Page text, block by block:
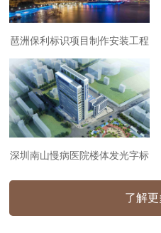
琶洲保利标识项目制作安装工程
深圳南山慢病医院楼体发光字标
了解更